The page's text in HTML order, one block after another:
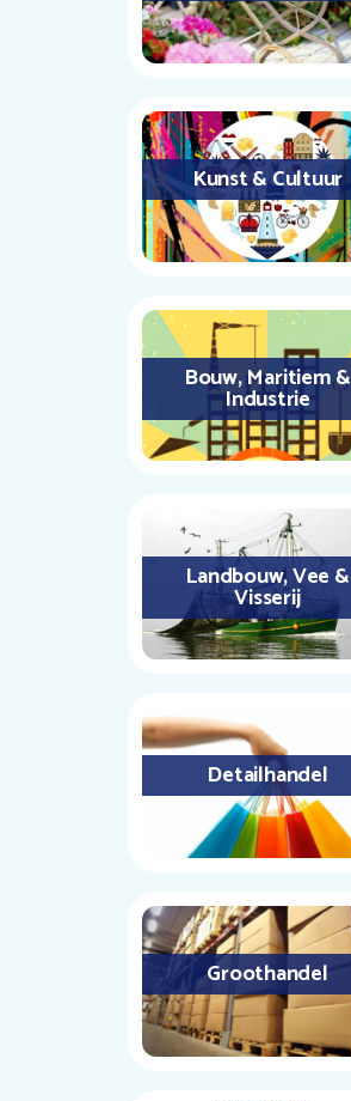
Kunst & Cultuur
Bouw, Maritiem &
Industrie
Landbouw, Vee &
Visserij
Detailhandel
Groothandel